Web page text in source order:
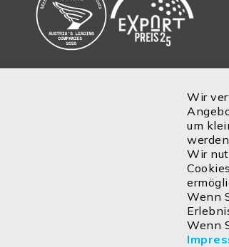
ext. Trafo Länge
ext. Trafo Breite
2
N
Wir
um
Wir
Wenn
Wenn